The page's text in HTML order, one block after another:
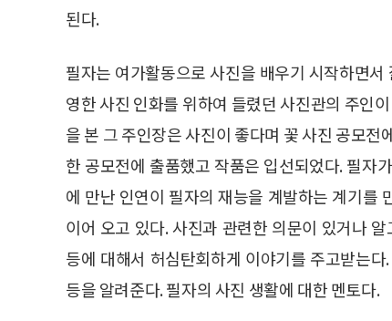
된다.
필자는 여가활동으로 사진을 배우기 시작하면
영한 사진 인화를 위하여 들렸던 사진관의 주인
을 본 그 주인장은 사진이 좋다며 꽃 사진 공모
한 공모전에 출품했고 작품은 입선되었다. 필자
에 만난 인연이 필자의 재능을 계발하는 계기를
이어 오고 있다. 사진과 관련한 의문이 있거나
등에 대해서 허심탄회하게 이야기를 주고받는
등을 알려준다. 필자의 사진 생활에 대한 멘토다.